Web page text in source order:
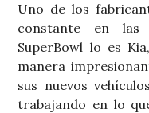
Uno de los
constante en las
SuperBowl lo es
manera
sus nuevos
trabajando en lo